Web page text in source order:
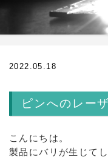
2022.05.18
ピンへのレー
こんにちは。
製品にバリが生じて